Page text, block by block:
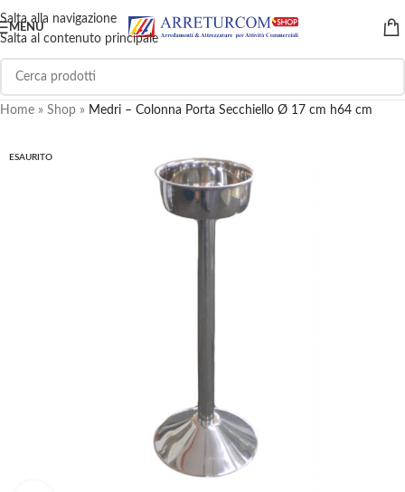
Salta alla navigazione
Salta al contenuto principale
MENU
Home » Shop » Medri – Colonna Porta Secchiello Ø 17 cm h64 cm
ESAURITO